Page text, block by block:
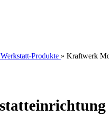
Produkte » Kraftwerk